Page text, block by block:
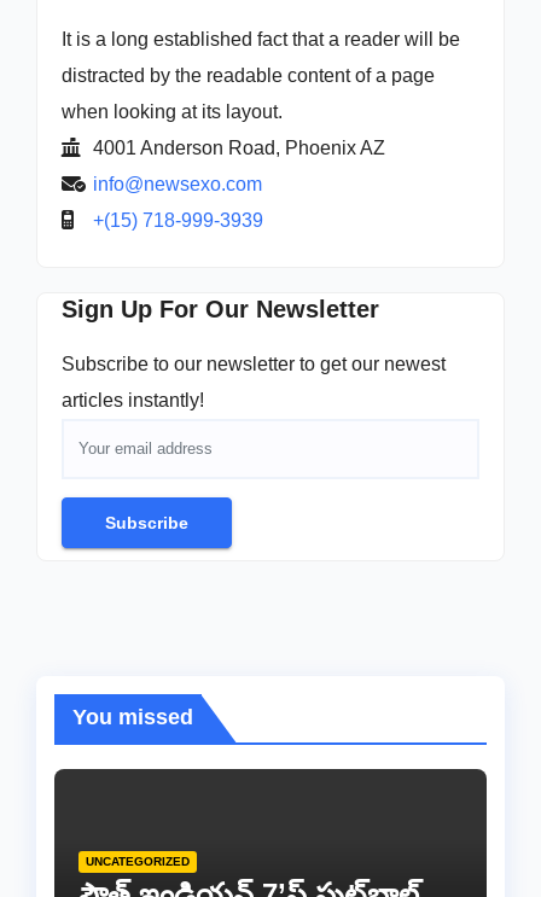
It is a long established fact that a reader will be
distracted by the readable content of a page
when looking at its layout.
4001 Anderson Road, Phoenix AZ
info@newsexo.com
+(15) 718-999-3939
Sign Up For Our Newsletter
Subscribe to our newsletter to get our newest
articles instantly!
Subscribe
You missed
UNCATEGORIZED